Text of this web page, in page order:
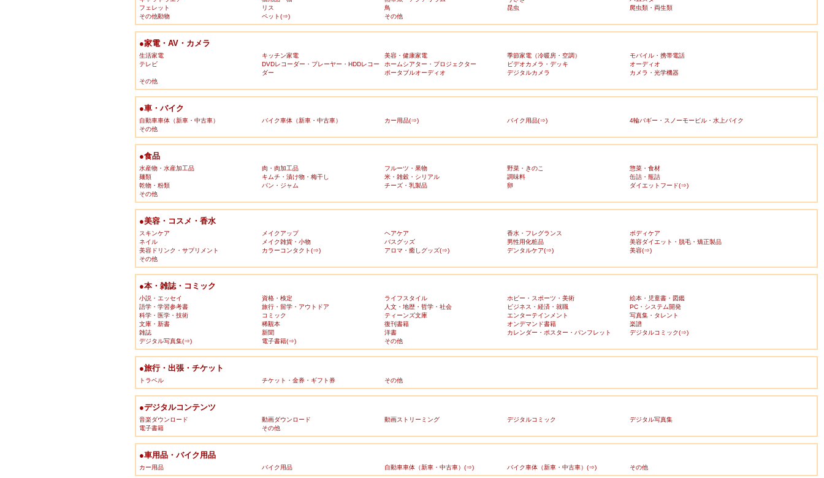
フェレット
リス 鳥 昆虫
爬虫類・両生類
その他動物
ペット(⇒) その他
●家電・AV・カメラ
生活家電 キッチン家電 美容・健康家電 季節家電（冷暖房・空調）
モバイル・携帯電話
テレビ
DVDレコーダー・プレーヤー・HDDレコー
ダー
ホームシアター・プロジェクター ビデオカメラ・デッキ
オーディオ
ポータブルオーディオ
デジタルカメラ
カメラ・光学機器
その他
●車・バイク
自動車車体（新車・中古車） バイク車体（新車・中古車） カー用品(⇒) バイク用品(⇒)
4輪バギー・スノーモービル・水上バイク
その他
●食品
水産物・水産加工品 肉・肉加工品 フルーツ・果物 野菜・きのこ
惣菜・食材
麺類
キムチ・漬け物・梅干し 米・雑穀・シリアル 調味料
缶詰・瓶詰
乾物・粉類
パン・ジャム チーズ・乳製品 卵
ダイエットフード(⇒)
その他
●美容・コスメ・香水
スキンケア メイクアップ ヘアケア 香水・フレグランス
ボディケア
ネイル
メイク雑貨・小物 バスグッズ 男性用化粧品
美容ダイエット・脱毛・矯正製品
美容ドリンク・サプリメント
カラーコンタクト(⇒) アロマ・癒しグッズ(⇒) デンタルケア(⇒)
美容(⇒)
その他
●本・雑誌・コミック
小説・エッセイ 資格・検定 ライフスタイル ホビー・スポーツ・美術
絵本・児童書・図鑑
語学・学習参考書
旅行・留学・アウトドア 人文・地歴・哲学・社会 ビジネス・経済・就職
PC・システム開発
科学・医学・技術
コミック ティーンズ文庫 エンターテインメント
写真集・タレント
文庫・新書
稀覯本 復刊書籍 オンデマンド書籍
楽譜
雑誌
新聞 洋書 カレンダー・ポスター・パンフレット
デジタルコミック(⇒)
デジタル写真集(⇒)
電子書籍(⇒) その他
●旅行・出張・チケット
トラベル チケット・金券・ギフト券 その他
●デジタルコンテンツ
音楽ダウンロード 動画ダウンロード 動画ストリーミング デジタルコミック
デジタル写真集
電子書籍
その他
●車用品・バイク用品
カー用品 バイク用品 自動車車体（新車・中古車）(⇒) バイク車体（新車・中古車）(⇒) その他